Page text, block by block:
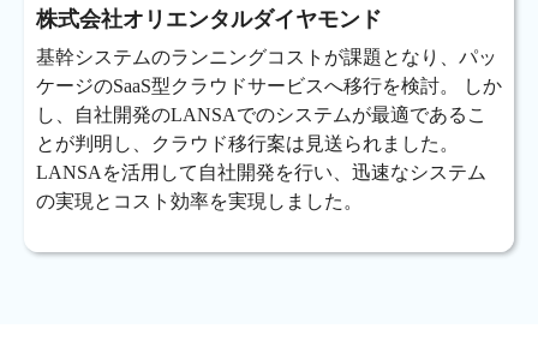
株式会社オリエンタルダイヤモンド
基幹システムのランニングコストが課題となり、パッ
ケージのSaaS型クラウドサービスへ移行を検討。 しか
し、自社開発のLANSAでのシステムが最適であるこ
とが判明し、クラウド移行案は見送られました。
LANSAを活用して自社開発を行い、迅速なシステム
の実現とコスト効率を実現しました。